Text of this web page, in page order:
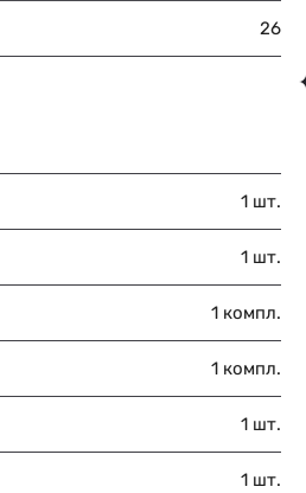
26
1 шт.
1 шт.
1 компл.
1 компл.
1 шт.
1 шт.